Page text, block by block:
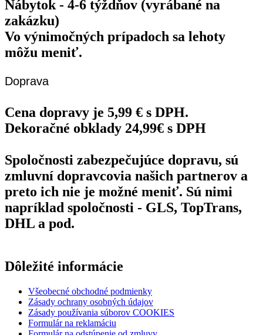
Nábytok - 4-6 týždňov (vyrábané na
zakázku)
Vo výnimočných prípadoch sa lehoty
môžu meniť.
Doprava
Cena dopravy je 5,99 € s DPH.
Dekoračné obklady 24,99€ s DPH
Spoločnosti zabezpečujúce dopravu, sú
zmluvní dopravcovia našich partnerov a
preto ich nie je možné meniť. Sú nimi
napríklad spoločnosti - GLS, TopTrans,
DHL a pod.
Dôležité informácie
Všeobecné obchodné podmienky
Zásady ochrany osobných údajov
Zásady používania súborov COOKIES
Formulár na reklamáciu